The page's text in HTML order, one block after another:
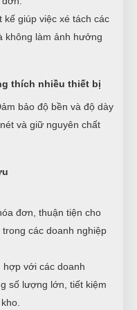
kế giúp việc xé tách các
không làm ảnh hưởng
thích nhiều thiết bị
bảo độ bền và độ dày
và giữ nguyên chất
đơn, thuận tiện cho
các doanh nghiệp
với các doanh
số lượng lớn, tiết kiệm